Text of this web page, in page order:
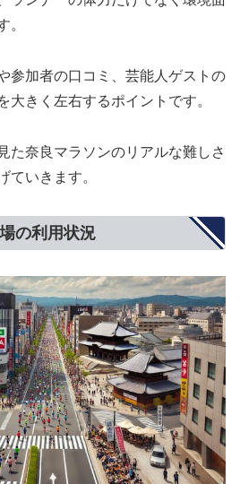
。
参加者の口コミ、芸能人ゲストの
大きく左右するポイントです。
た奈良マラソンのリアルな難しさ
ていきます。
の利用状況